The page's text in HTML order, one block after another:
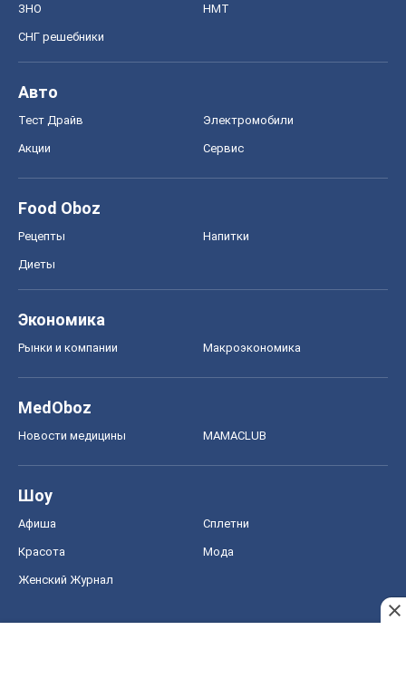
ЗНО НМТ
СНГ решебники
Авто
Тест Драйв Электромобили
Акции Сервис
Food Oboz
Рецепты Напитки
Диеты
Экономика
Рынки и компании Mакроэкономика
MedOboz
Новости медицины MAMACLUB
Шоу
Афиша Сплетни
Красота Мода
Женский Журнал